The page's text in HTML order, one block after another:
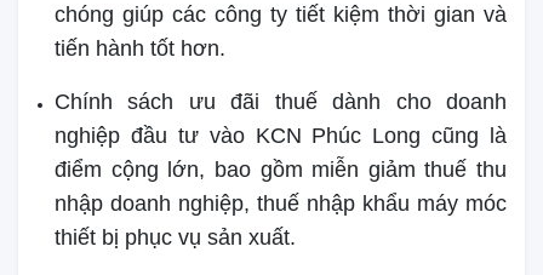
chóng giúp các công ty tiết kiệm thời gian và
tiến hành tốt hơn.
Chính sách ưu đãi thuế dành cho doanh
nghiệp đầu tư vào KCN Phúc Long cũng là
điểm cộng lớn, bao gồm miễn giảm thuế thu
nhập doanh nghiệp, thuế nhập khẩu máy móc
thiết bị phục vụ sản xuất.